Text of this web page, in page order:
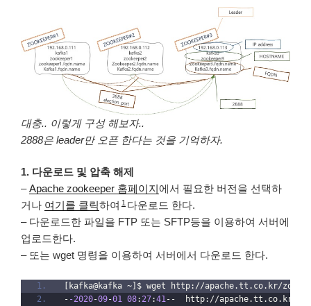
대충.. 이렇게 구성 해보자..
2888은 leader만 오픈 한다는 것을 기억하자.
1. 다운로드 및 압축 해제
–Apache zookeeper 홈페이지 에서 필요한 버전을 선택하
거나 여기를 클릭하여 1 다운로드 한다.
– 다운로드한 파일을 FTP 또는 SFTP등을 이용하여 서버에
업로드한다.
– 또는 wget 명령을 이용하여 서버에서 다운로드 한다.
[kafka@kafka ~]$ wget http://apache.tt.co.kr/
- -2020-09-01 08: 27:41--  http://apache.tt.co.kr/